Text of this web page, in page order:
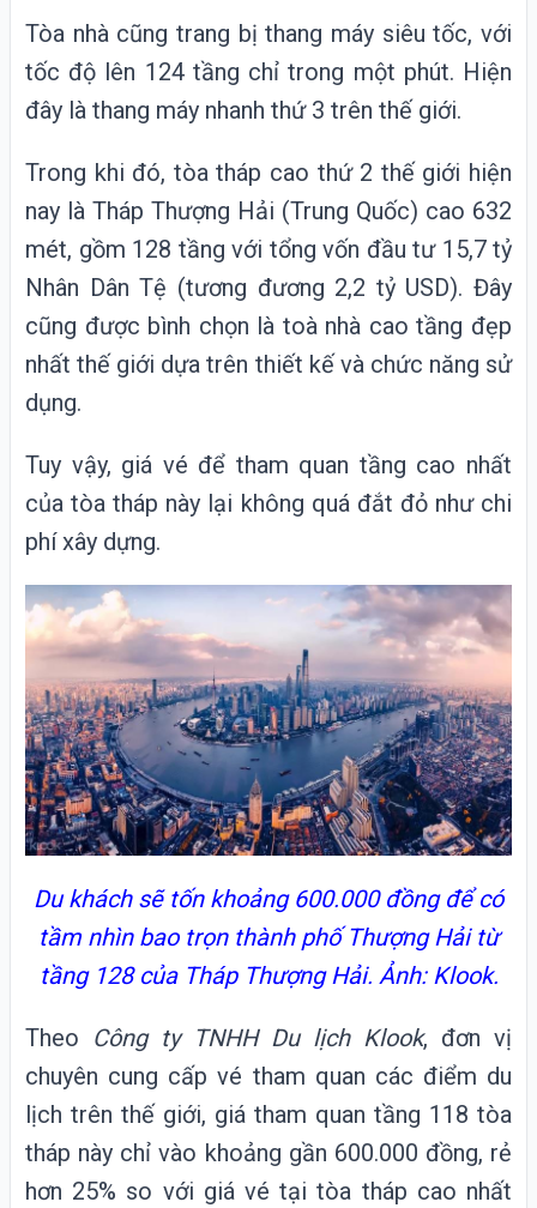
Tòa nhà cũng trang bị thang máy siêu tốc, với
tốc độ lên 124 tầng chỉ trong một phút. Hiện
đây là thang máy nhanh thứ 3 trên thế giới.
Trong khi đó, tòa tháp cao thứ 2 thế giới hiện
nay là Tháp Thượng Hải (Trung Quốc) cao 632
mét, gồm 128 tầng với tổng vốn đầu tư 15,7 tỷ
Nhân Dân Tệ (tương đương 2,2 tỷ USD). Đây
cũng được bình chọn là toà nhà cao tầng đẹp
nhất thế giới dựa trên thiết kế và chức năng sử
dụng.
Tuy vậy, giá vé để tham quan tầng cao nhất
của tòa tháp này lại không quá đắt đỏ như chi
phí xây dựng.
Du khách sẽ tốn khoảng 600.000 đồng để có
tầm nhìn bao trọn thành phố Thượng Hải từ
tầng 128 của Tháp Thượng Hải. Ảnh: Klook.
Theo Công ty TNHH Du lịch Klook, đơn vị
chuyên cung cấp vé tham quan các điểm du
lịch trên thế giới, giá tham quan tầng 118 tòa
tháp này chỉ vào khoảng gần 600.000 đồng, rẻ
hơn 25% so với giá vé tại tòa tháp cao nhất